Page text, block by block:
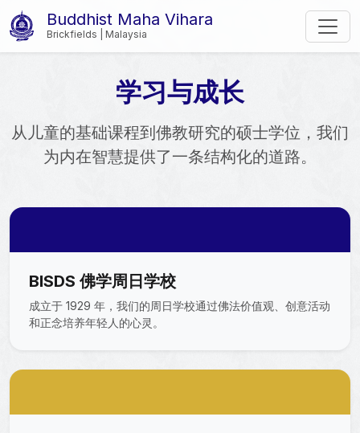
Buddhist Maha Vihara
Brickfields | Malaysia
学习与成长
从儿童的基础课程到佛教研究的硕士学位，我们
为内在智慧提供了一条结构化的道路。
BISDS 佛学周日学校
成立于 1929 年，我们的周日学校通过佛法价值观、创意活动
和正念培养年轻人的心灵。